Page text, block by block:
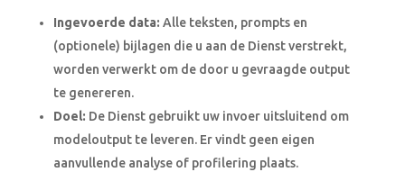
Ingevoerde data: Alle teksten, prompts en
(optionele) bijlagen die u aan de Dienst verstrekt,
worden verwerkt om de door u gevraagde output
te genereren.
Doel: De Dienst gebruikt uw invoer uitsluitend om
modeloutput te leveren. Er vindt geen eigen
aanvullende analyse of profilering plaats.